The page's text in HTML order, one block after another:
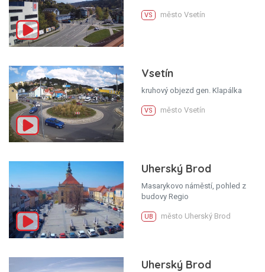
VS město Vsetín
Vsetín
kruhový objezd gen. Klapálka
VS město Vsetín
Uherský Brod
Masarykovo náměstí, pohled z
budovy Regio
UB město Uherský Brod
Uherský Brod